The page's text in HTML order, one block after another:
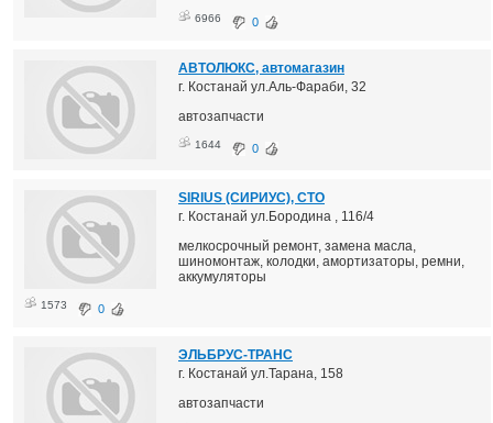
6966 0
АВТОЛЮКС, автомагазин
г. Костанай ул.Аль-Фараби, 32
автозапчасти
1644 0
SIRIUS (СИРИУС), СТО
г. Костанай ул.Бородина , 116/4
мелкосрочный ремонт, замена масла,
шиномонтаж, колодки, амортизаторы, ремни,
аккумуляторы
1573 0
ЭЛЬБРУС-ТРАНС
г. Костанай ул.Тарана, 158
автозапчасти